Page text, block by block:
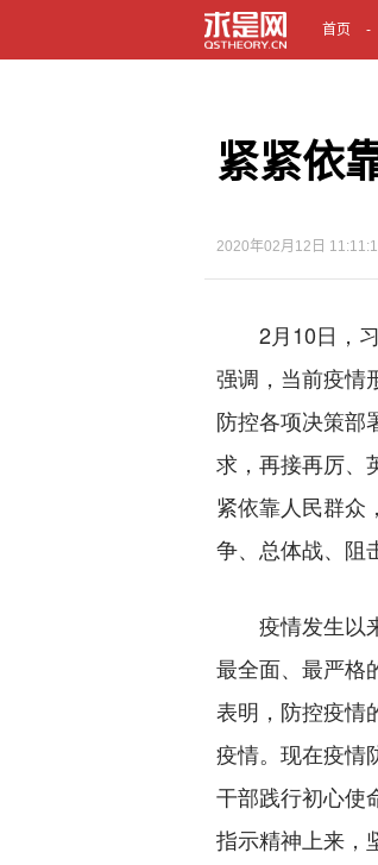
首页
紧紧依
2020年02月12日
2月10日，习
强调，当前疫情
防控各项决策部
求，再接再厉、
紧依靠人民群众
争、总体战、阻
疫情发生以来
最全面、最严格
表明，防控疫情
疫情。现在疫情
干部践行初心使
指示精神上来，